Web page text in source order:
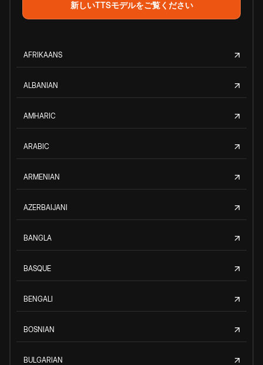
新しいTTSモデルをご覧ください
AFRIKAANS
ALBANIAN
AMHARIC
ARABIC
ARMENIAN
AZERBAIJANI
BANGLA
BASQUE
BENGALI
BOSNIAN
BULGARIAN